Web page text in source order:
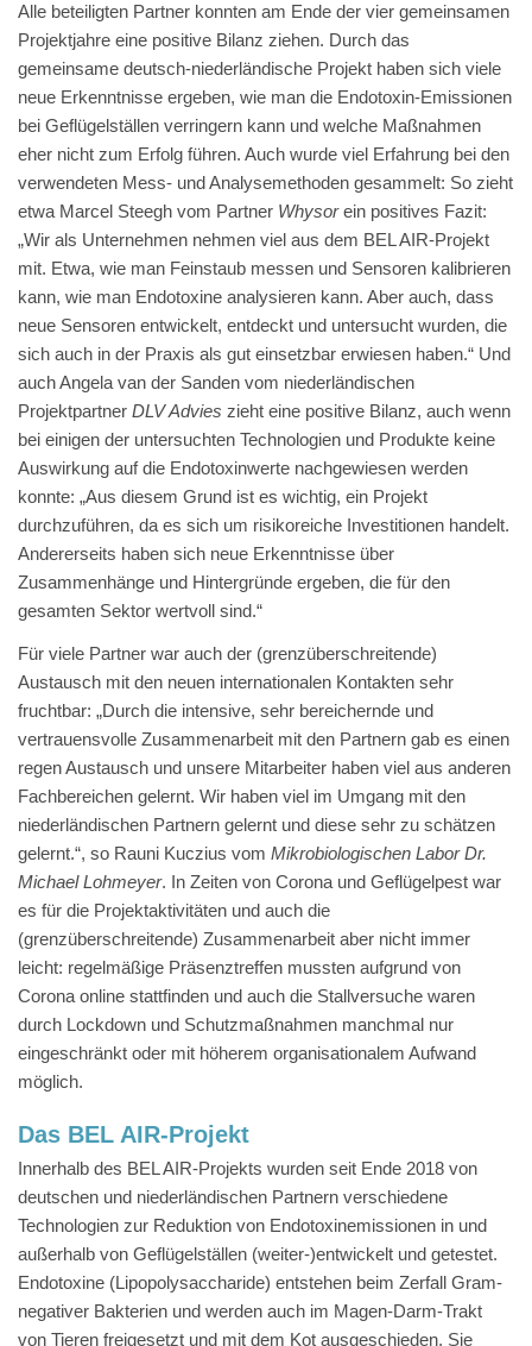
Alle beteiligten Partner konnten am Ende der vier gemeinsamen
Projektjahre eine positive Bilanz ziehen. Durch das
gemeinsame deutsch-niederländische Projekt haben sich viele
neue Erkenntnisse ergeben, wie man die Endotoxin-Emissionen
bei Geflügelställen verringern kann und welche Maßnahmen
eher nicht zum Erfolg führen. Auch wurde viel Erfahrung bei den
verwendeten Mess- und Analysemethoden gesammelt: So zieht
etwa Marcel Steegh vom Partner Whysorein positives Fazit:
„Wir als Unternehmen nehmen viel aus dem BEL AIR-Projekt
mit. Etwa, wie man Feinstaub messen und Sensoren kalibrieren
kann, wie man Endotoxine analysieren kann. Aber auch, dass
neue Sensoren entwickelt, entdeckt und untersucht wurden, die
sich auch in der Praxis als gut einsetzbar erwiesen haben.“ Und
auch Angela van der Sanden vom niederländischen
Projektpartner DLV Advies zieht eine positive Bilanz, auch wenn
bei einigen der untersuchten Technologien und Produkte keine
Auswirkung auf die Endotoxinwerte nachgewiesen werden
konnte: „Aus diesem Grund ist es wichtig, ein Projekt
durchzuführen, da es sich um risikoreiche Investitionen handelt.
Andererseits haben sich neue Erkenntnisse über
Zusammenhänge und Hintergründe ergeben, die für den
gesamten Sektor wertvoll sind.“
Für viele Partner war auch der (grenzüberschreitende)
Austausch mit den neuen internationalen Kontakten sehr
fruchtbar: „Durch die intensive, sehr bereichernde und
vertrauensvolle Zusammenarbeit mit den Partnern gab es einen
regen Austausch und unsere Mitarbeiter haben viel aus anderen
Fachbereichen gelernt. Wir haben viel im Umgang mit den
niederländischen Partnern gelernt und diese sehr zu schätzen
gelernt.“, so Rauni Kuczius vom Mikrobiologischen Labor Dr.
Michael Lohmeyer. In Zeiten von Corona und Geflügelpest war
es für die Projektaktivitäten und auch die
(grenzüberschreitende) Zusammenarbeit aber nicht immer
leicht: regelmäßige Präsenztreffen mussten aufgrund von
Corona online stattfinden und auch die Stallversuche waren
durch Lockdown und Schutzmaßnahmen manchmal nur
eingeschränkt oder mit höherem organisationalem Aufwand
möglich.
Das BEL AIR-Projekt
Innerhalb des BEL AIR-Projekts wurden seit Ende 2018 von
deutschen und niederländischen Partnern verschiedene
Technologien zur Reduktion von Endotoxinemissionen in und
außerhalb von Geflügelställen (weiter-)entwickelt und getestet.
Endotoxine (Lipopolysaccharide) entstehen beim Zerfall Gram-
negativer Bakterien und werden auch im Magen-Darm-Trakt
von Tieren freigesetzt und mit dem Kot ausgeschieden. Sie